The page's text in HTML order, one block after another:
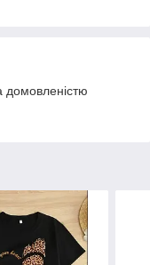
домовленістю